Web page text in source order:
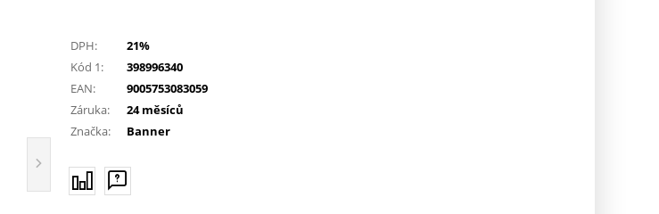
DPH:
21%
Kód 1:
398996340
EAN:
9005753083059
Záruka:
24 měsíců
Značka:
Banner